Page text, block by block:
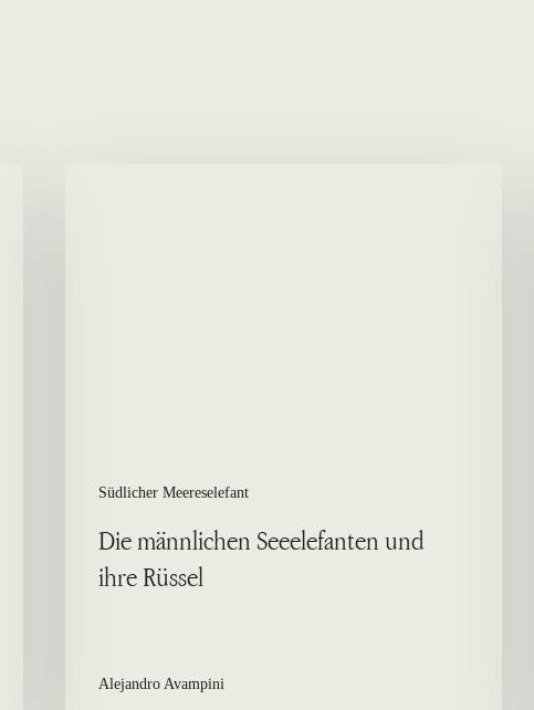
Südlicher Meereselefant
Die männlichen Seeelefanten und
ihre Rüssel
Alejandro Avampini